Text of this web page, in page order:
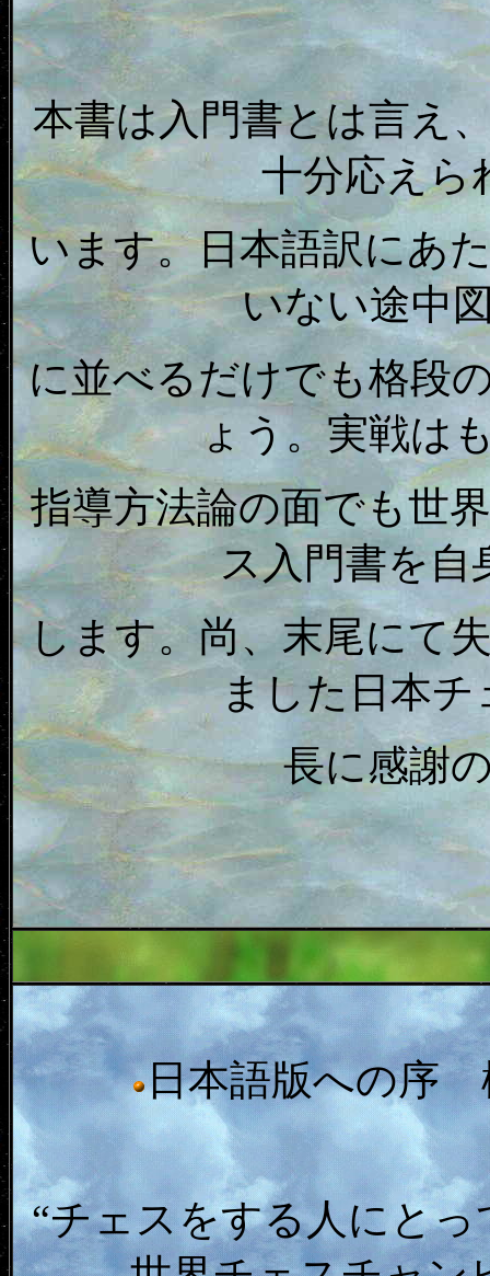
本書は入門書とは言え
十分応えら
います。日本語訳にあ
いない途中
に並べるだけでも格段
ょう。実戦は
指導方法論の面でも世
ス入門書を自
します。尚、末尾にて
ました日本チ
長に感謝
日本語版への序
“チェスをする人にと